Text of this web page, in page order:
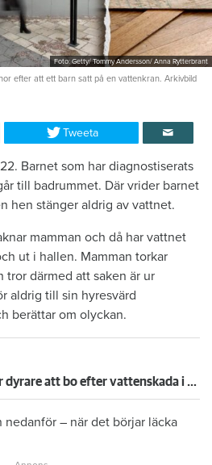
Foto: Getty/ Tommy Andersson/ Anna Rytterbrant
efter att ett barn satt på en vattenkran. Arkivbild
Tweeta
Barnet som har diagnostiserats
till badrummet. Där vrider barnet
hen stänger aldrig av vattnet.
mamman och då har vattnet
ut i hallen. Mamman torkar
därmed att saken är ur
aldrig till sin hyresvärd
berättar om olyckan.
600 kronor dyrare att bo efter vattenskada i Varberg
– när det börjar läcka